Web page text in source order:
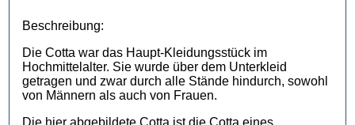
Beschreibung:
Die Cotta war das Haupt-Kleidungsstück im
Hochmittelalter. Sie wurde über dem Unterkleid
getragen und zwar durch alle Stände hindurch, sowohl
von Männern als auch von Frauen.
Die hier abgebildete Cotta ist die Cotta eines